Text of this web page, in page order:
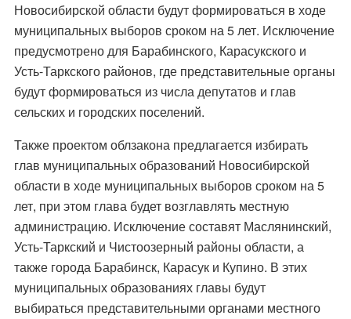
Новосибирской области будут формироваться в ходе
муниципальных выборов сроком на 5 лет. Исключение
предусмотрено для Барабинского, Карасукского и
Усть-Таркского районов, где представительные органы
будут формироваться из числа депутатов и глав
сельских и городских поселений.
Также проектом облзакона предлагается избирать
глав муниципальных образований Новосибирской
области в ходе муниципальных выборов сроком на 5
лет, при этом глава будет возглавлять местную
администрацию. Исключение составят Маслянинский,
Усть-Таркский и Чистоозерный районы области, а
также города Барабинск, Карасук и Купино. В этих
муниципальных образованиях главы будут
выбираться представительными органами местного